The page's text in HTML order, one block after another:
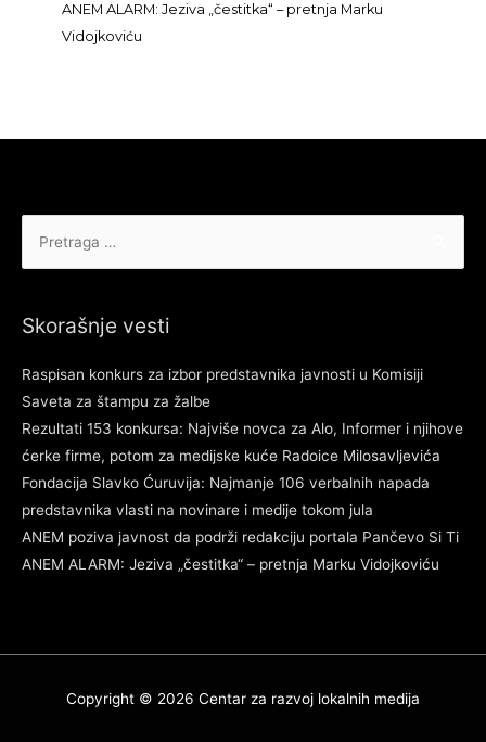
ANEM ALARM: Jeziva „čestitka“ – pretnja Marku
Vidojkoviću
Skorašnje vesti
Raspisan konkurs za izbor predstavnika javnosti u Komisiji
Saveta za štampu za žalbe
Rezultati 153 konkursa: Najviše novca za Alo, Informer i njihove
ćerke firme, potom za medijske kuće Radoice Milosavljevića
Fondacija Slavko Ćuruvija: Najmanje 106 verbalnih napada
predstavnika vlasti na novinare i medije tokom jula
ANEM poziva javnost da podrži redakciju portala Pančevo Si Ti
ANEM ALARM: Jeziva „čestitka“ – pretnja Marku Vidojkoviću
Copyright © 2026 Centar za razvoj lokalnih medija